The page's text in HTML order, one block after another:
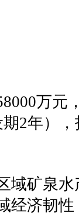
万元
2年）
域矿泉
经济韧